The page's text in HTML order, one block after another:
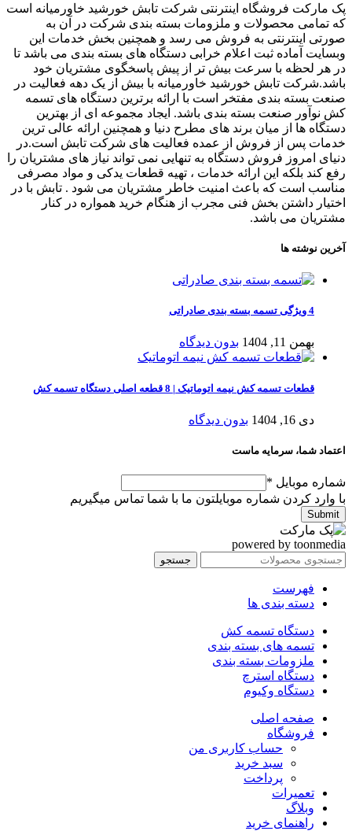
پک مارکت فروشگاه اینترنتی شرکت تابش خورشید خاورمیانه است
که تمامی محصولات و ملزومات بسته بندی شرکت در آن به
صورتی اینترنتی به فروش می رسد و همچنین بخش خدمات این
وبسایت آماده ثبت اعلام خرابی دستگاه های بسته بندی می باشد تا
در هر لحظه با سرعت بیش تر از پیش پاسخگوی مشتریان خود
باشد.شرکت تابش خورشید خاورمیانه با بیش از یک دهه فعالیت در
صنعت بسته بندی مفتخر است با ارائه برترین دستگاه های تسمه
کش نوآور صنعت بسته بندی باشد. ایجاد مجموعه ای از بهترین
دستگاه ها از میان برند های مطرح دنیا و همچنین ارائه عالی ترین
خدمات پس از فروش از عمده فعالیت های شرکت تابش است.در
دنیای امروز فروش دستگاه به تنهایی نمی تواند نیاز های مشتریان را
رفع کند بلکه این ارائه خدمات ، تهیه قطعات یدکی و مواد مصرفی
مناسب است که باعث امنیت خاطر مشتریان می شود . تابش با در
اختیار داشتن بخش فنی مجرب از هنگام خرید همواره در کنار
مشتریان می باشد.
آخرین نوشته ها
4 ویژگی تسمه بسته‌ بندی صادراتی
بهمن 11, 1404 بدون دیدگاه
قطعات تسمه کش نیمه اتوماتیک | 8 قطعه اصلی دستگاه تسمه کش
دی 16, 1404 بدون دیدگاه
اعتماد شما، سرمایه ماست
شماره موبایل *
با وارد کردن شماره موبایلتون ما با شما تماس میگیریم
Submit
powered by toonmedia
جستجو
فهرست
دسته بندی ها
دستگاه تسمه کش
تسمه های بسته بندی
ملزومات بسته بندی
دستگاه استرچ
دستگاه وکیوم
صفحه اصلی
فروشگاه
حساب کاربری من
سبد خرید
پرداخت
تعمیرات
وبلاگ
راهنمای خرید